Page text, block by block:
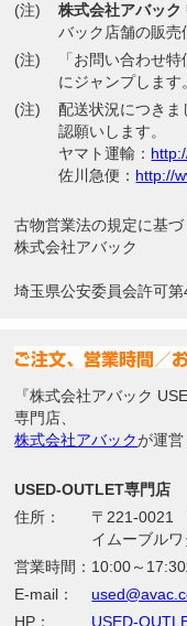
(注)
株式会社アバッ
バック店舗の販売
(注)
「お問い合わせ
にジャンプします
(注)
配送状況につき
認願いします。
ヤマト運輸：
佐川急便： http://
古物営業法の規定に基
株式会社アバック
埼玉県公安委員会許可
『株式会社アバック
専門店、
株式会社アバックが運営
USED-OUTLET専門店
住所：
〒221-0021
イムーブル
営業時間： 10:00～17:30
E-mail：
HP：
USED-